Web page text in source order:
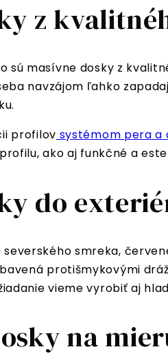
z
masívne dosky z
navzájom ľahko
profilov systémom pera a
ako aj funkčné a
do
severského smreka,
protišmykovými
vieme vyrobiť aj
na